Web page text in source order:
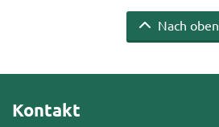
Nach oben
Kontakt